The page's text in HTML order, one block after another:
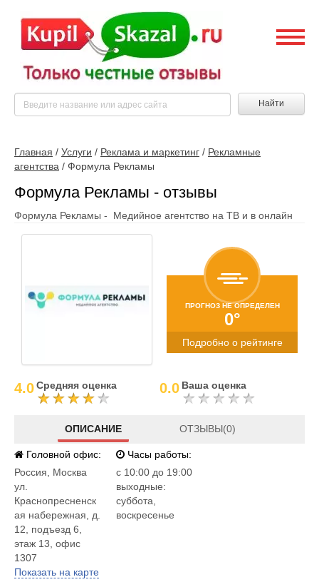
Найти
Главная / Услуги / Реклама и маркетинг / Рекламные
агентства / Формула Рекламы
Формула Рекламы - отзывы
Формула Рекламы - Медийное агентство на ТВ и в онлайн
ПРОГНОЗ НЕ ОПРЕДЕЛЕН
0°
Подробно о рейтинге
4.0Средняя оценка 0.0 Ваша оценка
ОПИСАНИЕ ОТЗЫВЫ(0)
Головной офис:
Россия
Москва
ул.
Краснопресненск
ая набережная, д.
12, подъезд 6,
этаж 13, офис
1307
Показать на карте
Часы работы:
c 10:00 до 19:00
выходные:
суббота,
воскресенье